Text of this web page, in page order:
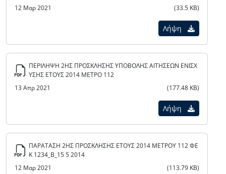
12 Μαρ 2021
(33.5 KB)
Λήψη
ΠΕΡΙΛΗΨΗ 2ΗΣ ΠΡΟΣΚΛΗΣΗΣ ΥΠΟΒΟΛΗΣ ΑΙΤΗΣΕΩΝ ΕΝΙΣΧ
ΥΣΗΣ ΕΤΟΥΣ 2014 ΜΕΤΡΟ 112
13 Απρ 2021
(177.48 KB)
Λήψη
ΠΑΡΑΤΑΣΗ 2ΗΣ ΠΡΟΣΚΛΗΣΗΣ ΕΤΟΥΣ 2014 ΜΕΤΡΟΥ 112 ΦΕ
Κ 1234_Β_15 5 2014
12 Μαρ 2021
(113.79 KB)